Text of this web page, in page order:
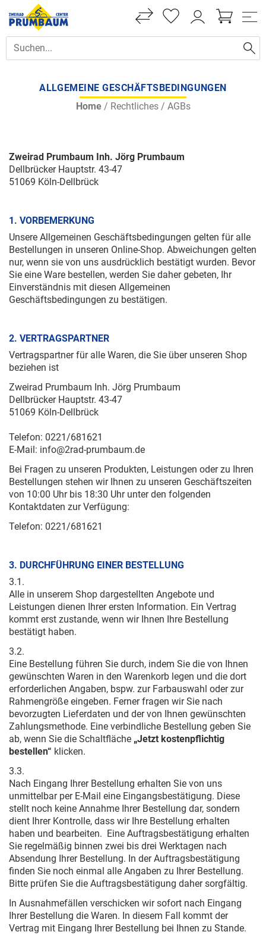
ALLGEMEINE GESCHÄFTSBEDINGUNGEN
Home/ Rechtliches/ AGBs
Zweirad Prumbaum Inh. Jörg Prumbaum
Dellbrücker Hauptstr. 43-47
51069 Köln-Dellbrück
1. VORBEMERKUNG
Unsere Allgemeinen Geschäftsbedingungen gelten für alle
Bestellungen in unseren Online-Shop. Abweichungen gelten
nur, wenn sie von uns ausdrücklich bestätigt wurden. Bevor
Sie eine Ware bestellen, werden Sie daher gebeten, Ihr
Einverständnis mit diesen Allgemeinen
Geschäftsbedingungen zu bestätigen.
2. VERTRAGSPARTNER
Vertragspartner für alle Waren, die Sie über unseren Shop
beziehen ist
Zweirad Prumbaum Inh. Jörg Prumbaum
Dellbrücker Hauptstr. 43-47
51069 Köln-Dellbrück
Telefon: 0221/681621
E-Mail: info@2rad-prumbaum.de
Bei Fragen zu unseren Produkten, Leistungen oder zu Ihren
Bestellungen stehen wir Ihnen zu unseren Geschäftszeiten
von 10:00 Uhr bis 18:30 Uhr unter den folgenden
Kontaktdaten zur Verfügung:
Telefon: 0221/681621
3. DURCHFÜHRUNG EINER BESTELLUNG
3.1.
Alle in unserem Shop dargestellten Angebote und
Leistungen dienen Ihrer ersten Information. Ein Vertrag
kommt erst zustande, wenn wir Ihnen Ihre Bestellung
bestätigt haben.
3.2.
Eine Bestellung führen Sie durch, indem Sie die von Ihnen
gewünschten Waren in den Warenkorb legen und die dort
erforderlichen Angaben, bspw. zur Farbauswahl oder zur
Rahmengröße eingeben. Ferner fragen wir Sie nach
bevorzugten Lieferdaten und der von Ihnen gewünschten
Zahlungsmethode. Eine verbindliche Bestellung geben Sie
ab, wenn Sie die Schaltfläche „Jetzt kostenpflichtig
bestellen“ klicken.
3.3.
Nach Eingang Ihrer Bestellung erhalten Sie von uns
unmittelbar per E-Mail eine Eingangsbestätigung. Diese
stellt noch keine Annahme Ihrer Bestellung dar, sondern
dient Ihrer Kontrolle, dass wir Ihre Bestellung erhalten
haben und bearbeiten. Eine Auftragsbestätigung erhalten
Sie regelmäßig binnen zwei bis drei Werktagen nach
Absendung Ihrer Bestellung. In der Auftragsbestätigung
finden Sie noch einmal alle Angaben zu Ihrer Bestellung.
Bitte prüfen Sie die Auftragsbestätigung daher sorgfältig.
In Ausnahmefällen verschicken wir sofort nach Eingang
Ihrer Bestellung die Waren. In diesem Fall kommt der
Vertrag mit Eingang Ihrer Bestellung bei Ihnen zu Stande.